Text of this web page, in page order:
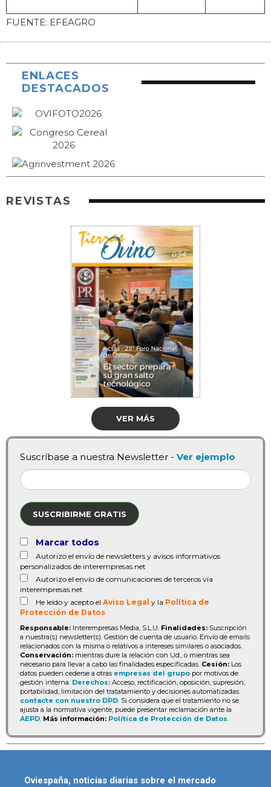
FUENTE: EFEAGRO
ENLACES
DESTACADOS
REVISTAS
VER MÁS
Suscríbase a nuestra Newsletter - Ver ejemplo
SUSCRIBIRME GRATIS
Marcar todos
Autorizo el envío de newsletters y avisos informativos
personalizados de interempresas.net
Autorizo el envío de comunicaciones de terceros vía
interempresas.net
He leído y acepto el Aviso Legal y la Política de
Protección de Datos
Responsable: Interempresas Media, S.L.U. Finalidades: Suscripción
a nuestra(s) newsletter(s). Gestión de cuenta de usuario. Envío de emails
relacionados con la misma o relativos a intereses similares o asociados.
Conservación: mientras dure la relación con Ud., o mientras sea
necesario para llevar a cabo las finalidades especificadas. Cesión: Los
datos pueden cederse a otras empresas del grupo por motivos de
gestión interna. Derechos: Acceso, rectificación, oposición, supresión,
portabilidad, limitación del tratatamiento y decisiones automatizadas:
contacte con nuestro DPD . Si considera que el tratamiento no se
ajusta a la normativa vigente, puede presentar reclamación ante la
AEPD Más información: Política de Protección de Datos
Oviespaña, noticias diarias sobre el mercado